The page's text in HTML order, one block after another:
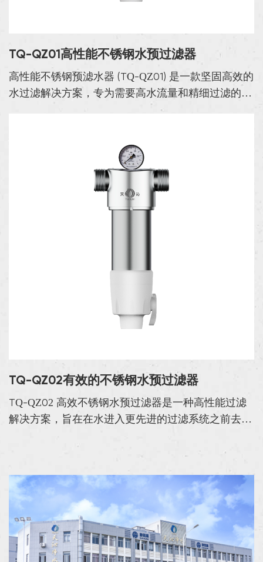
TQ-QZ01高性能不锈钢水预过滤器
高性能不锈钢预滤水器 (TQ-QZ01) 是一款坚固高效的
水过滤解决方案，专为需要高水流量和精细过滤的工
业、商业和住宅应用而设计。这款预滤水器的过滤精
TQ-QZ02有效的不锈钢水预过滤器
TQ-QZ02 高效不锈钢水预过滤器是一种高性能过滤
解决方案，旨在在水进入更先进的过滤系统之前去除
40μm 过滤精度，能够处理高达 4T/h（4,000 ...